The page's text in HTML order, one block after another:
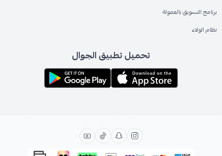
برنامج التسويق بالعمولة
نظام الولاء
تحميل تطبيق الجوال